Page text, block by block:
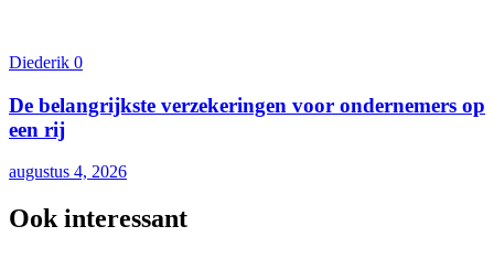
Diederik 0
De belangrijkste verzekeringen voor ondernemers op
een rij
augustus 4, 2026
Ook interessant